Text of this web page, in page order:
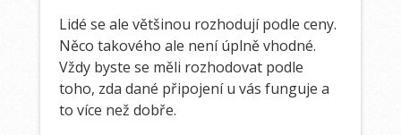
Lidé se ale většinou rozhodují podle ceny.
Něco takového ale není úplně vhodné.
Vždy byste se měli rozhodovat podle
toho, zda dané připojení u vás funguje a
to více než dobře.